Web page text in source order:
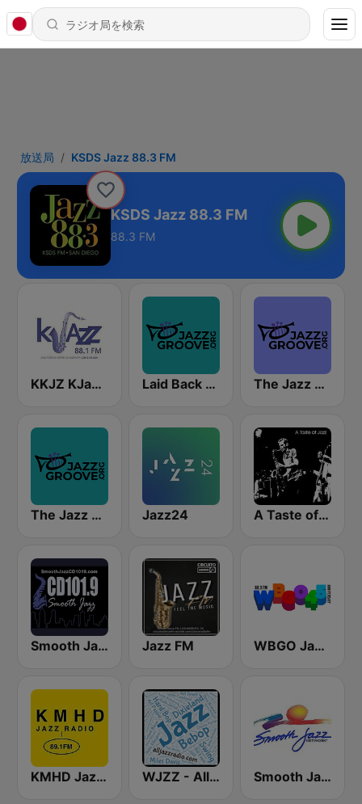
放送局 KSDS Jazz 88.3 FM
KSDS Jazz 88.3 FM
88.3 FM
KKJZ KJazz 88.1 FM Laid Back Jazz The Jazz Groove (Mix #1)
The Jazz Groove Mix #2 Jazz24 A Taste of Jazz
Smooth Jazz CD 101.9 FM Jazz FM WBGO Jazz 88.3 FM
KMHD Jazz Radio 89.1 WJZZ - All Jazz Radio Smooth Jazz Network